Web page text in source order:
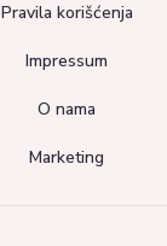
Pravila korišćenja
Impressum
O nama
Marketing